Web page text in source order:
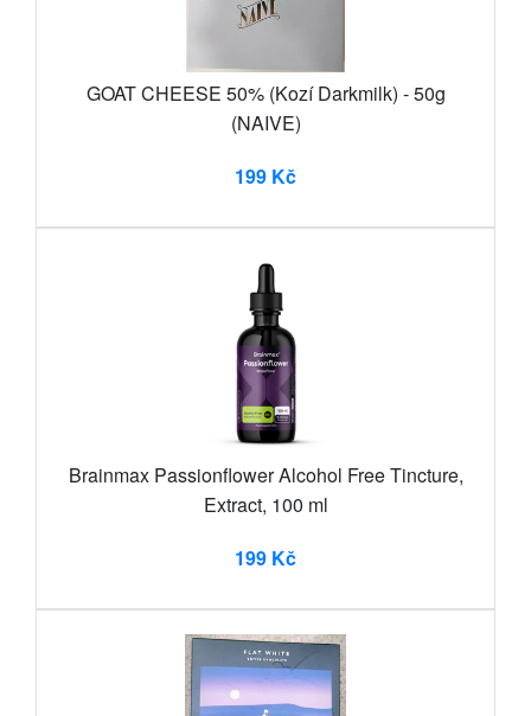
GOAT CHEESE 50% (Kozí Darkmilk) - 50g
(NAIVE)
199 Kč
Brainmax Passionflower Alcohol Free Tincture,
Extract, 100 ml
199 Kč